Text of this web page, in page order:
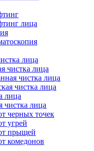
лица
лица
чистка лица
чистка лица
чистка лица
лица
чистка лица
черных точек
угрей
прыщей
комедонов